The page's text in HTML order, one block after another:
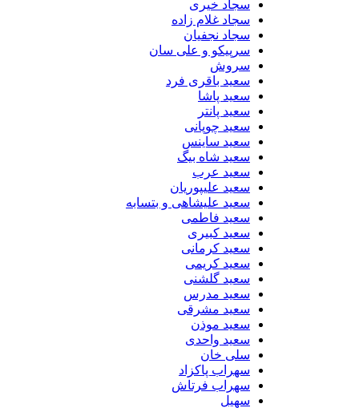
سجاد خیری
سجاد غلام زاده
سجاد نجفیان
سرپیکو و علی سان
سروش
سعید باقری فرد
سعید پاشا
سعید پانتر
سعید چوپانی
سعید ساینس
سعید شاه بیگ
سعید عرب
سعید علیپوریان
سعید علیشاهی و بتسابه
سعید فاطمی
سعید کبیری
سعید کرمانی
سعید کریمی
سعید گلشنی
سعید مدرس
سعید مشرقی
سعید موذن
سعید واحدی
سلی خان
سهراب پاکزاد
سهراب فرتاش